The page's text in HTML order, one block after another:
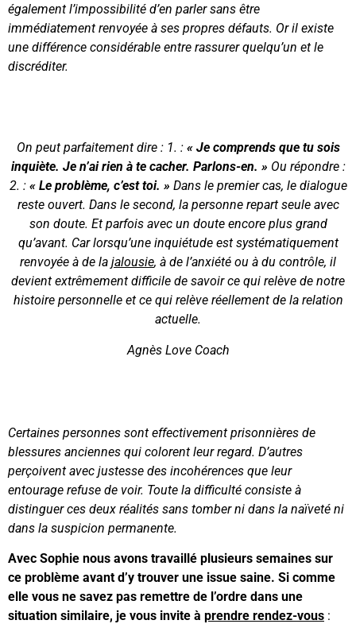
également l’impossibilité d’en parler sans être
immédiatement renvoyée à ses propres défauts. Or il existe
une différence considérable entre rassurer quelqu’un et le
discréditer.
On peut parfaitement dire : 1. : « Je comprends que tu sois
inquiète. Je n’ai rien à te cacher. Parlons-en. » Ou répondre :
2. : « Le problème, c’est toi. » Dans le premier cas, le dialogue
reste ouvert. Dans le second, la personne repart seule avec
son doute. Et parfois avec un doute encore plus grand
qu’avant. Car lorsqu’une inquiétude est systématiquement
renvoyée à de la jalousie, à de l’anxiété ou à du contrôle, il
devient extrêmement difficile de savoir ce qui relève de notre
histoire personnelle et ce qui relève réellement de la relation
actuelle.
Agnès Love Coach
Certaines personnes sont effectivement prisonnières de
blessures anciennes qui colorent leur regard. D’autres
perçoivent avec justesse des incohérences que leur
entourage refuse de voir. Toute la difficulté consiste à
distinguer ces deux réalités sans tomber ni dans la naïveté ni
dans la suspicion permanente.
Avec Sophie nous avons travaillé plusieurs semaines sur
ce problème avant d’y trouver une issue saine. Si comme
elle vous ne savez pas remettre de l’ordre dans une
situation similaire, je vous invite à prendre rendez-vous :